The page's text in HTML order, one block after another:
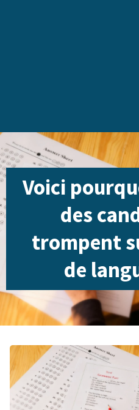
Voici
des
trompent
de